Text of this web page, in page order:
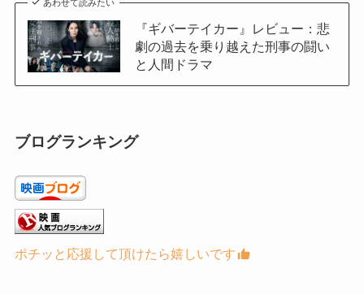
あわせて読みたい
『ギバーテイカー』レビュー：悲
劇の過去を乗り越えた刑事の闘い
と人間ドラマ
ブログランキング
ポチッと応援して頂けたら嬉しいです